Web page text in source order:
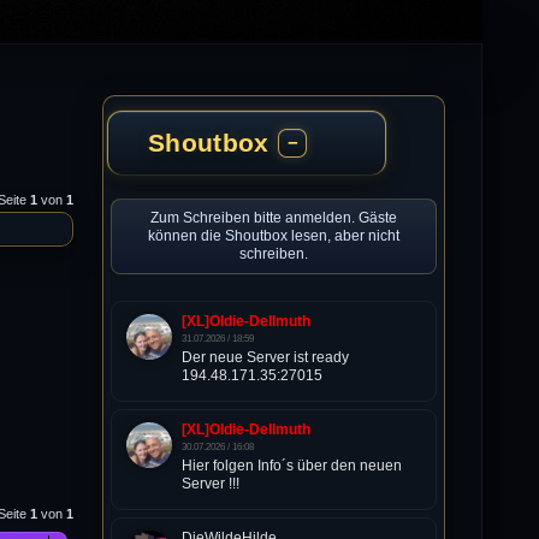
1von 1
1von 1
Shoutbox −
Zum Schreiben bitte anmelden. Gäste
können die Shoutbox lesen, aber nicht
schreiben.
[XL]Oldie-Dellmuth
31.07.2026 / 18:59
Der neue Server ist ready
194.48.171.35:27015
[XL]Oldie-Dellmuth
30.07.2026 / 16:08
Hier folgen Info´s über den neuen
Server !!!